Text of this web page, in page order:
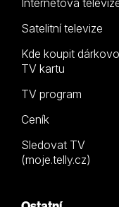
Internetová
Satelitní televize
Kde koupit
TV kartu
TV program
Ceník
Sledovat TV
(moje.telly.cz)